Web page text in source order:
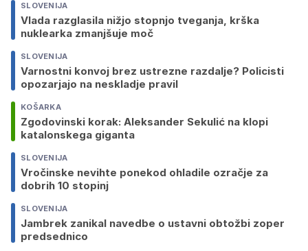
SLOVENIJA
Vlada razglasila nižjo stopnjo tveganja, krška
nuklearka zmanjšuje moč
SLOVENIJA
Varnostni konvoj brez ustrezne razdalje? Policisti
opozarjajo na neskladje pravil
KOŠARKA
Zgodovinski korak: Aleksander Sekulić na klopi
katalonskega giganta
SLOVENIJA
Vročinske nevihte ponekod ohladile ozračje za
dobrih 10 stopinj
SLOVENIJA
Jambrek zanikal navedbe o ustavni obtožbi zoper
predsednico